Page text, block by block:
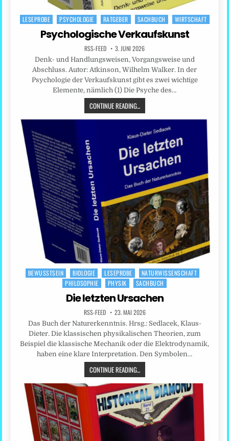
Posted
LESEPROBE PSYCHOLOGIE RATGEBER SACHBUCH WIRTSCHAFT
Psychologische Verkaufskunst
RSS-FEED 3. JUNI 2026
Denk- und Handlungsweisen, Vorgangsweise und
Abschluss. Autor: Atkinson, Wilhelm Walker. In der
Psychologie der Verkaufskunst gibt es zwei wichtige
Elemente, nämlich (1) Die Psyche des…
CONTINUE READING...
Posted
BEWUSSTSEIN BIOLOGIE LESEPROBE
NATURWISSENSCHAFT
PHILOSOPHIE
PHYSIK SACHBUCH
Die letzten Ursachen
RSS-FEED 23. MAI 2026
Das Buch der Naturerkenntnis. Hrsg.: Sedlacek, Klaus-
Dieter. Die klassischen physikalischen Theorien, zum
Beispiel die klassische Mechanik oder die Elektrodynamik,
haben eine klare Interpretation. Den Symbolen…
CONTINUE READING...